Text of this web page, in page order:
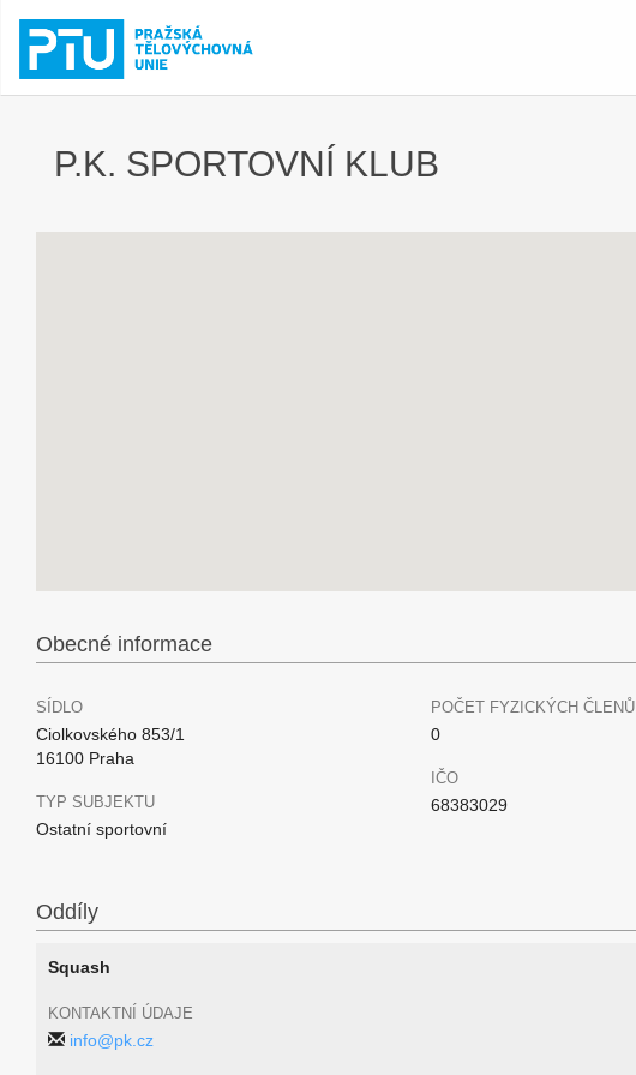
P.K. SPORTOVNÍ KLUB
Obecné informace
SÍDLO
Ciolkovského 853/1
16100 Praha
TYP SUBJEKTU
Ostatní sportovní
POČET FYZICKÝCH ČLENŮ
0
IČO
68383029
Oddíly
Squash
KONTAKTNÍ ÚDAJE
info@pk.cz